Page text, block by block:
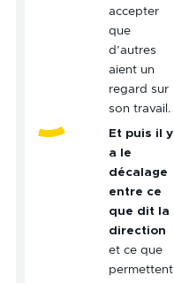
accepter
que
d’autres
aient un
regard sur
son travail.
Et puis il y
a le
décalage
entre ce
que dit la
direction
et ce que
permettent